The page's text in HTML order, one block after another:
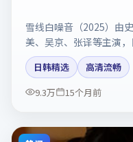
雪线白噪音（2025）由
美、吴京、张译等主演
制却充满张力，人物弧
索参考，上映日期以片方
日韩精选
高清流畅
9.3万
15个月前